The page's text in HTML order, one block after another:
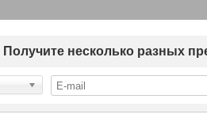
Получите несколько разных